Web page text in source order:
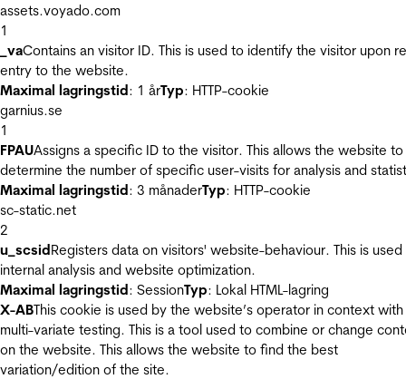
assets.voyado.com
1
_vaContains an visitor ID. This is used to identify the visitor upon
entry to the website.
Maximal lagringstid: 1 årTyp: HTTP-cookie
garnius.se
1
FPAUAssigns a specific ID to the visitor. This allows the website to
determine the number of specific user-visits for analysis and
Maximal lagringstid: 3 månaderTyp: HTTP-cookie
sc-static.net
2
u_scsidRegisters data on visitors' website-behaviour. This is
internal analysis and website optimization.
Maximal lagringstid: SessionTyp: Lokal HTML-lagring
X-ABThis cookie is used by the website’s operator in context with
multi-variate testing. This is a tool used to combine or change
on the website. This allows the website to find the best
variation/edition of the site.